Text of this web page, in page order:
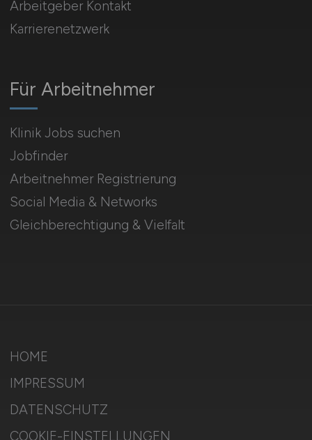
Für Arbeitnehmer
Klinik Jobs suchen
Jobfinder
Arbeitnehmer Registrierung
Social Media & Networks
Gleichberechtigung & Vielfalt
Arbeitgeber Kontakt
Karrierenetzwerk
HOME
IMPRESSUM
DATENSCHUTZ
COOKIE-EINSTELLUNGEN